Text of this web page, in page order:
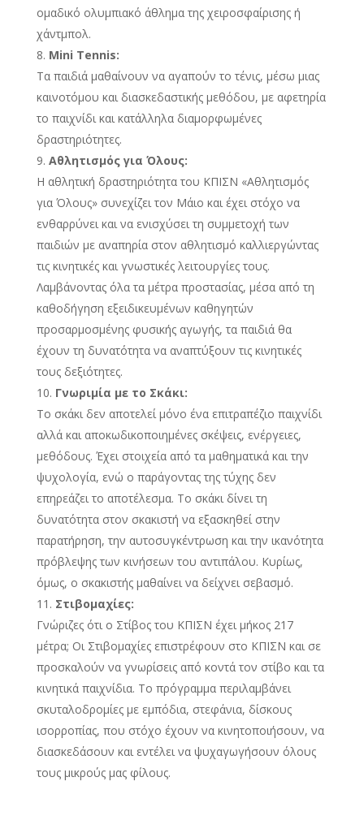
ομαδικό ολυμπιακό άθλημα της χειροσφαίρισης ή
χάντμπολ.
Mini Tennis:
Τα παιδιά μαθαίνουν να αγαπούν το τένις, μέσω μιας
καινοτόμου και διασκεδαστικής μεθόδου, με αφετηρία
το παιχνίδι και κατάλληλα διαμορφωμένες
δραστηριότητες.
Αθλητισμός για Όλους:
Η αθλητική δραστηριότητα του ΚΠΙΣΝ «Αθλητισμός
για Όλους» συνεχίζει τον Μάιο και έχει στόχο να
ενθαρρύνει και να ενισχύσει τη συμμετοχή των
παιδιών με αναπηρία στον αθλητισμό καλλιεργώντας
τις κινητικές και γνωστικές λειτουργίες τους.
Λαμβάνοντας όλα τα μέτρα προστασίας, μέσα από τη
καθοδήγηση εξειδικευμένων καθηγητών
προσαρμοσμένης φυσικής αγωγής, τα παιδιά θα
έχουν τη δυνατότητα να αναπτύξουν τις κινητικές
τους δεξιότητες.
Γνωριμία με το Σκάκι:
Το σκάκι δεν αποτελεί μόνο ένα επιτραπέζιο παιχνίδι
αλλά και αποκωδικοποιημένες σκέψεις, ενέργειες,
μεθόδους. Έχει στοιχεία από τα μαθηματικά και την
ψυχολογία, ενώ ο παράγοντας της τύχης δεν
επηρεάζει το αποτέλεσμα. Το σκάκι δίνει τη
δυνατότητα στον σκακιστή να εξασκηθεί στην
παρατήρηση, την αυτοσυγκέντρωση και την ικανότητα
πρόβλεψης των κινήσεων του αντιπάλου. Κυρίως,
όμως, ο σκακιστής μαθαίνει να δείχνει σεβασμό.
Στιβομαχίες:
Γνώριζες ότι ο Στίβος του ΚΠΙΣΝ έχει μήκος 217
μέτρα; Οι Στιβομαχίες επιστρέφουν στο ΚΠΙΣΝ και σε
προσκαλούν να γνωρίσεις από κοντά τον στίβο και τα
κινητικά παιχνίδια. Το πρόγραμμα περιλαμβάνει
σκυταλοδρομίες με εμπόδια, στεφάνια, δίσκους
ισορροπίας, που στόχο έχουν να κινητοποιήσουν, να
διασκεδάσουν και εντέλει να ψυχαγωγήσουν όλους
τους μικρούς μας φίλους.